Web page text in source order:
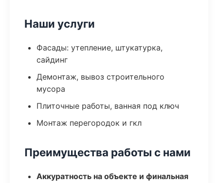
Наши услуги
Фасады: утепление, штукатурка,
сайдинг
Демонтаж, вывоз строительного
мусора
Плиточные работы, ванная под ключ
Монтаж перегородок и гкл
Преимущества работы с нами
Аккуратность на объекте и финальная